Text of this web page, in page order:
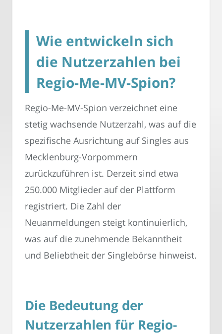
Wie entwickeln sich
die Nutzerzahlen bei
Regio-Me-MV-Spion?
Regio-Me-MV-Spion verzeichnet eine
stetig wachsende Nutzerzahl, was auf die
spezifische Ausrichtung auf Singles aus
Mecklenburg-Vorpommern
zurückzuführen ist. Derzeit sind etwa
250.000 Mitglieder auf der Plattform
registriert. Die Zahl der
Neuanmeldungen steigt kontinuierlich,
was auf die zunehmende Bekanntheit
und Beliebtheit der Singlebörse hinweist.
Die Bedeutung der
Nutzerzahlen für Regio-